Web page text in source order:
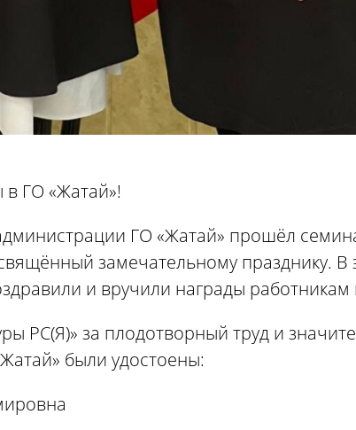
в ГО «Жатай»!
ГО «Жатай» прошёл
замечательному празднику. В
и вручили награды работникам
РС(Я)» за плодотворный труд и
были удостоены: